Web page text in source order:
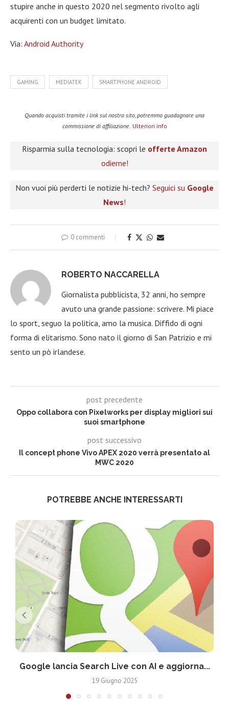
stupire anche in questo 2020 nel segmento rivolto agli
acquirenti con un budget limitato.
Via: Android Authority
GAMING MEDIATEK SMARTPHONE ANDROID
Quando acquisti tramite i link sul nostro sito, potremmo guadagnare una
commissione di affiliazione. Ulteriori info
Risparmia sulla tecnologia: scopri le offerte Amazon
odierne!
Non vuoi più perderti le notizie hi-tech? Seguici su Google
News!
0 commenti
ROBERTO NACCARELLA
Giornalista pubblicista, 32 anni, ho sempre
avuto una grande passione: scrivere. Mi piace
lo sport, seguo la politica, amo la musica. Diffido di ogni
forma di elitarismo. Sono nato il giorno di San Patrizio e mi
sento un pò irlandese.
post precedente
Oppo collabora con Pixelworks per display migliori sui
suoi smartphone
post successivo
Il concept phone Vivo APEX 2020 verrà presentato al
MWC 2020
POTREBBE ANCHE INTERESSARTI
Google lancia Search Live con AI e aggiorna...
19 Giugno 2025